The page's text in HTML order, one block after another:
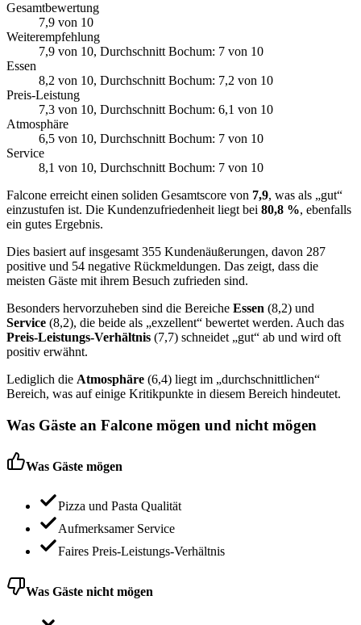
Gesamtbewertung
7,9 von 10
Weiterempfehlung
7,9 von 10, Durchschnitt Bochum: 7 von 10
Essen
8,2 von 10, Durchschnitt Bochum: 7,2 von 10
Preis-Leistung
7,3 von 10, Durchschnitt Bochum: 6,1 von 10
Atmosphäre
6,5 von 10, Durchschnitt Bochum: 7 von 10
Service
8,1 von 10, Durchschnitt Bochum: 7 von 10
Falcone erreicht einen soliden Gesamtscore von 7,9, was als „gut“
einzustufen ist. Die Kundenzufriedenheit liegt bei 80,8 %, ebenfalls
ein gutes Ergebnis.
Dies basiert auf insgesamt 355 Kundenäußerungen, davon 287
positive und 54 negative Rückmeldungen. Das zeigt, dass die
meisten Gäste mit ihrem Besuch zufrieden sind.
Besonders hervorzuheben sind die Bereiche Essen (8,2) und
Service (8,2), die beide als „exzellent“ bewertet werden. Auch das
Preis-Leistungs-Verhältnis (7,7) schneidet „gut“ ab und wird oft
positiv erwähnt.
Lediglich die Atmosphäre (6,4) liegt im „durchschnittlichen“
Bereich, was auf einige Kritikpunkte in diesem Bereich hindeutet.
Was Gäste an Falcone mögen und nicht mögen
Was Gäste mögen
Pizza und Pasta Qualität
Aufmerksamer Service
Faires Preis-Leistungs-Verhältnis
Was Gäste nicht mögen